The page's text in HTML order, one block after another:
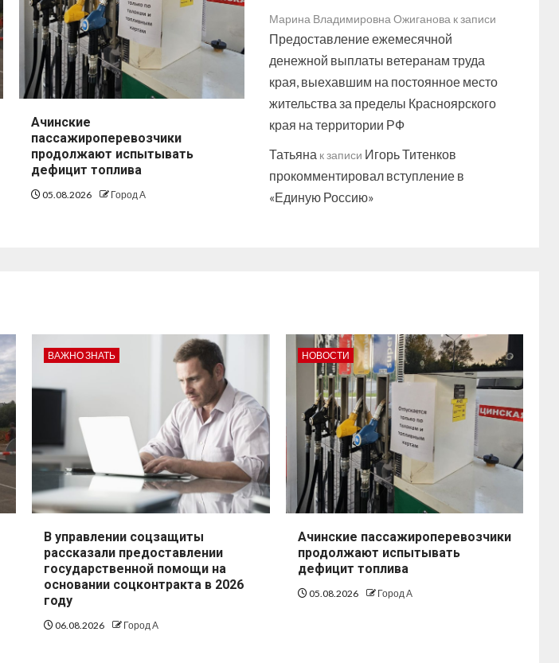
Ачинские
пассажироперевозчики
продолжают испытывать
дефицит топлива
05.08.2026 Город А
Марина Владимировна Ожиганова к записи
Предоставление ежемесячной
денежной выплаты ветеранам труда
края, выехавшим на постоянное место
жительства за пределы Красноярского
края на территории РФ
Татьяна к записи Игорь Титенков
прокомментировал вступление в
«Единую Россию»
ВАЖНО ЗНАТЬ
В управлении соцзащиты
рассказали предоставлении
государственной помощи на
основании соцконтракта в 2026
году
06.08.2026 Город А
НОВОСТИ
Ачинские пассажироперевозчики
продолжают испытывать
дефицит топлива
05.08.2026 Город А